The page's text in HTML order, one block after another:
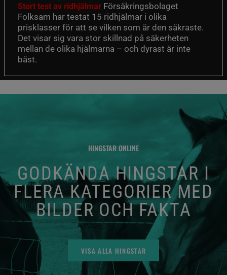
Stort test av ridhjälmar Försäkringsbolaget
Folksam har testat 15 ridhjälmar i olika
prisklasser för att se vilken som är den säkraste.
Det visar sig vara stor skillnad på säkerheten
mellan de olika hjälmarna – och dyrast är inte
bäst.
HINGSTAR ONLINE
GODKÄNDA HINGSTAR I
FLERA KATEGORIER MED
BILDER OCH FAKTA
VISA ALLA HINGSTAR